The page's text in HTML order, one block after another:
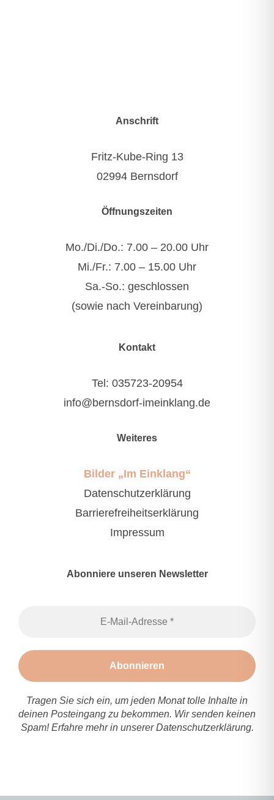
Anschrift
Fritz-Kube-Ring 13
02994 Bernsdorf
Öffnungszeiten
Mo./Di./Do.: 7.00 – 20.00 Uhr
Mi./Fr.: 7.00 – 15.00 Uhr
Sa.-So.: geschlossen
(sowie nach Vereinbarung)
Kontakt
Tel: 035723-20954
info@bernsdorf-imeinklang.de
Weiteres
Bilder „Im Einklang“
Datenschutzerklärung
Barrierefreiheitserklärung
Impressum
Abonniere unseren Newsletter
Tragen Sie sich ein, um jeden Monat tolle Inhalte in
deinen Posteingang zu bekommen. Wir senden keinen
Spam! Erfahre mehr in unsererDatenschutzerklärung.